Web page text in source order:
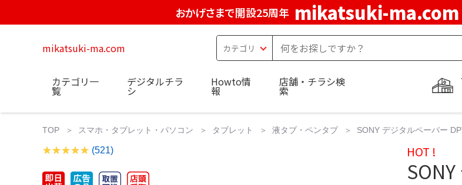
おかげさまで開設25周年 mikatsuki-ma.com
mikatsuki-ma.com
カテゴリ一
覧
デジタルチラ
シ
Howto情
報
店舗・チラシ検
索
TOP スマホ・タブレット・パソコン タブレット 液タブ・ペンタブ SONY デジタルペーパー
(521) HOT !